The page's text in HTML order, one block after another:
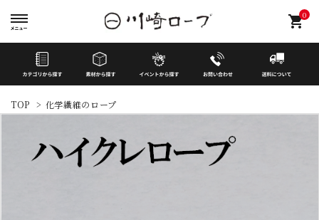
0
shopping_cart
TOP > 化学繊維のロープ